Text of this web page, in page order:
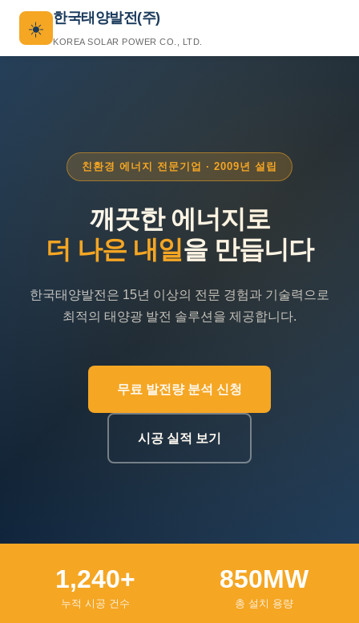
☀️
한국태양발전(주)
KOREA SOLAR POWER CO., LTD.
친환경 에너지 전문기업 · 2009년 설립
깨끗한 에너지로
더 나은 내일 을 만듭니다
한국태양발전은 15년 이상의 전문 경험과 기술력으로
최적의 태양광 발전 솔루션을 제공합니다.
무료 발전량 분석 신청
시공 실적 보기
1,240+
누적 시공 건수
850MW
총 설치 용량